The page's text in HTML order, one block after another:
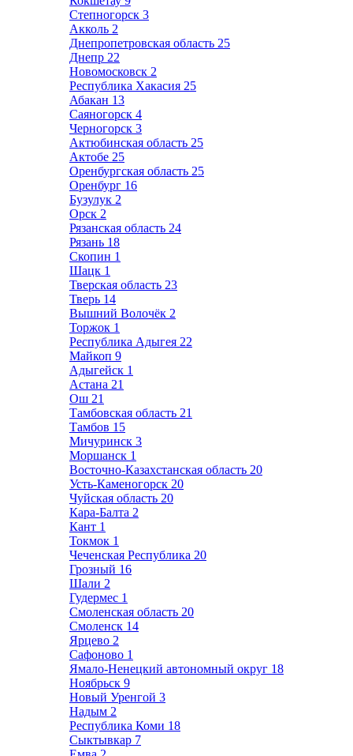
Степногорск 3
Акколь 2
Днепропетровская область 25
Днепр 22
Новомосковск 2
Республика Хакасия 25
Абакан 13
Саяногорск 4
Черногорск 3
Актюбинская область 25
Актобе 25
Оренбургская область 25
Оренбург 16
Бузулук 2
Орск 2
Рязанская область 24
Рязань 18
Скопин 1
Шацк 1
Тверская область 23
Тверь 14
Вышний Волочёк 2
Торжок 1
Республика Адыгея 22
Майкоп 9
Адыгейск 1
Астана 21
Ош 21
Тамбовская область 21
Тамбов 15
Мичуринск 3
Моршанск 1
Восточно-Казахстанская область 20
Усть-Каменогорск 20
Чуйская область 20
Кара-Балта 2
Кант 1
Токмок 1
Чеченская Республика 20
Грозный 16
Шали 2
Гудермес 1
Смоленская область 20
Смоленск 14
Ярцево 2
Сафоново 1
Ямало-Ненецкий автономный округ 18
Ноябрьск 9
Новый Уренгой 3
Надым 2
Республика Коми 18
Сыктывкар 7